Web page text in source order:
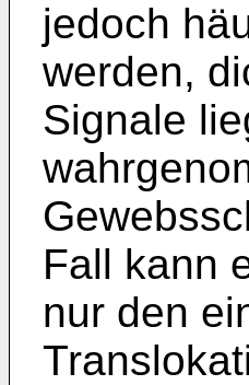
jedoch
werden,
Signale
Fall kann
nur den